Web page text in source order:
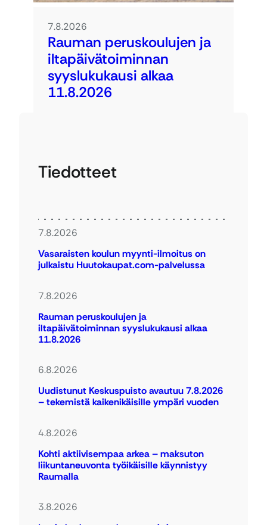
7.8.2026
Rauman peruskoulujen ja
iltapäivätoiminnan
syyslukukausi alkaa
11.8.2026
Tiedotteet
7.8.2026
Vasaraisten koulun myynti-ilmoitus on
julkaistu Huutokaupat.com-palvelussa
7.8.2026
Rauman peruskoulujen ja
iltapäivätoiminnan syyslukukausi alkaa
11.8.2026
6.8.2026
Uudistunut Keskuspuisto avautuu 7.8.2026
– tekemistä kaikenikäisille ympäri vuoden
4.8.2026
Kohti aktiivisempaa arkea – maksuton
liikuntaneuvonta työikäisille käynnistyy
Raumalla
3.8.2026